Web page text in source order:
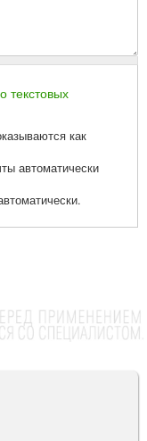
текстовых
как
автоматически